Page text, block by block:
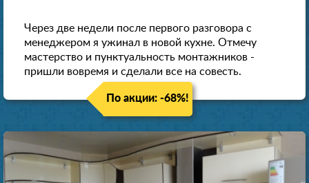
Через две недели после первого разговора с
менеджером я ужинал в новой кухне. Отмечу
мастерство и пунктуальность монтажников -
пришли вовремя и сделали все на совесть.
По акции: -68%!